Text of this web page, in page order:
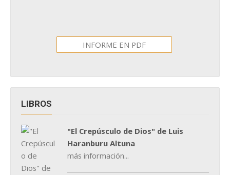
INFORME EN PDF
LIBROS
"El Crepúsculo de Dios" de Luis
Haranburu Altuna
más información...